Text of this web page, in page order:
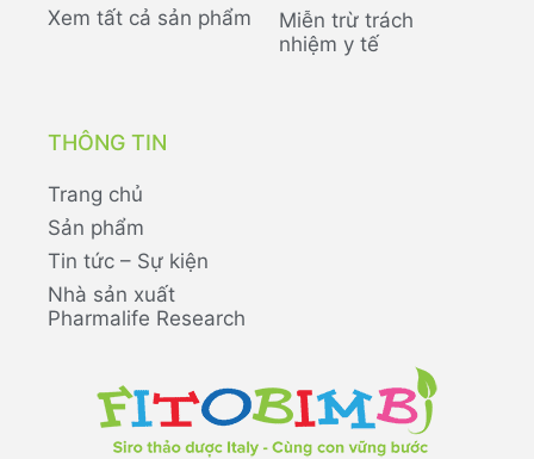
Xem tất cả sản phẩm
Miễn trừ trách
nhiệm y tế
THÔNG TIN
Trang chủ
Sản phẩm
Tin tức – Sự kiện
Nhà sản xuất
Pharmalife Research